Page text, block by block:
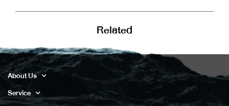
Related
About Us
Service